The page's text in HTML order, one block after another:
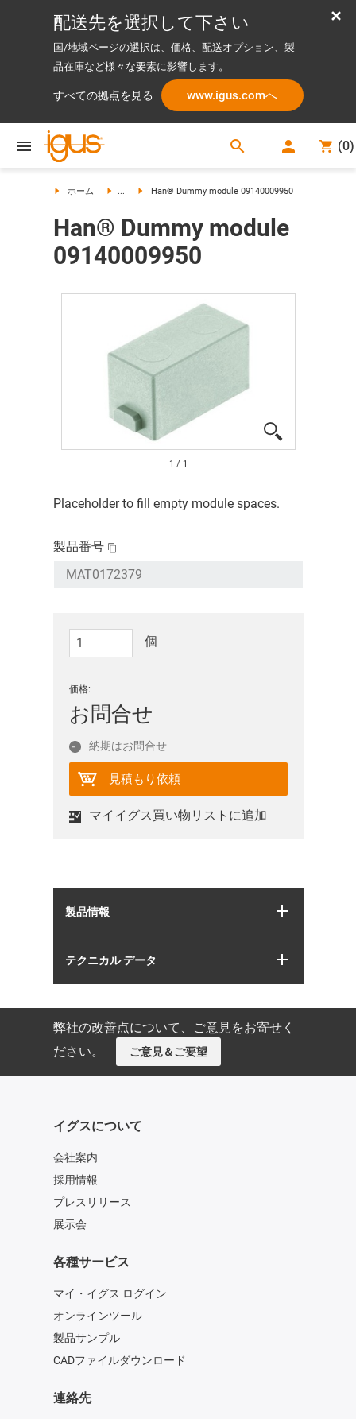
配送先を選択して下さい
国/地域ページの選択は、価格、配送オプション、製
品在庫など様々な要素に影響します。
すべての拠点を見る www.igus.comへ
search (0)
ホーム ... Han® Dummy module 09140009950
Han® Dummy module
09140009950
1 / 1
Placeholder to fill empty module spaces.
製品番号
個
価格:
お問合せ
納期はお問合せ
見積もり依頼
マイイグス買い物リストに追加
製品情報
テクニカル データ
弊社の改善点について、ご意見をお寄せく
ださい。
ご意見＆ご要望
イグスについて
会社案内
採用情報
プレスリリース
展示会
各種サービス
マイ・イグス ログイン
オンラインツール
製品サンプル
CADファイルダウンロード
連絡先